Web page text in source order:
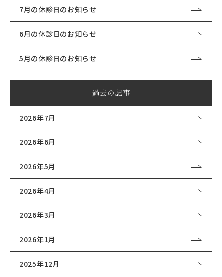
7月の休診日のお知らせ
6月の休診日のお知らせ
5月の休診日のお知らせ
過去の記事
2026年7月
2026年6月
2026年5月
2026年4月
2026年3月
2026年1月
2025年12月